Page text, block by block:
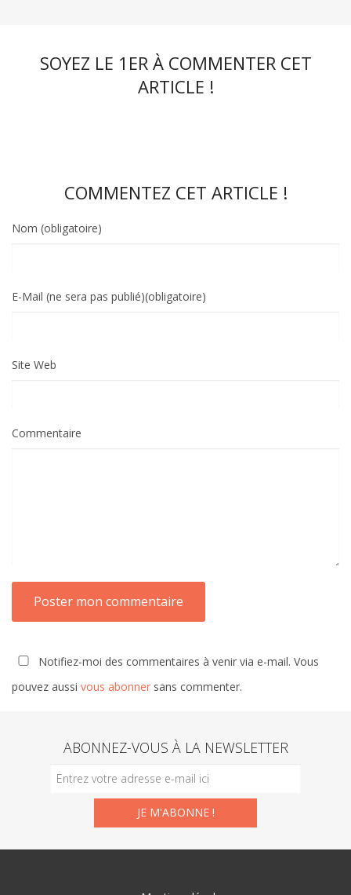
SOYEZ LE 1ER À COMMENTER CET
ARTICLE !
COMMENTEZ CET ARTICLE !
Nom (obligatoire)
E-Mail (ne sera pas publié)(obligatoire)
Site Web
Commentaire
Notifiez-moi des commentaires à venir via e-mail. Vous
pouvez aussi vous abonner sans commenter.
ABONNEZ-VOUS À LA NEWSLETTER